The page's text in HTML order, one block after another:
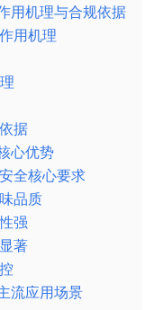
用机理与合规依据
用机理
据
心优势
全核心要求
品质
强
著
流应用场景